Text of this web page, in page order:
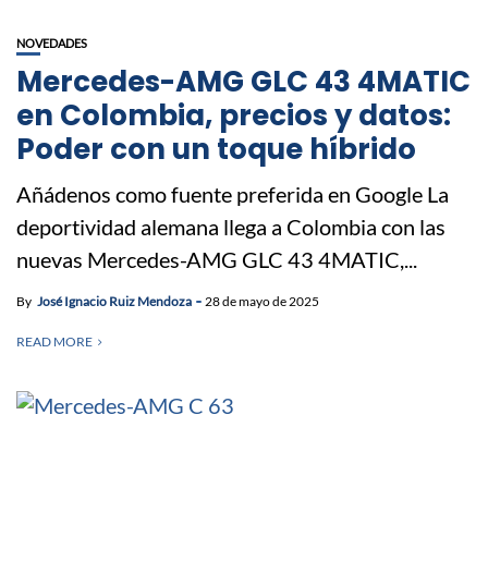
NOVEDADES
Mercedes-AMG GLC 43 4MATIC
en Colombia, precios y datos:
Poder con un toque híbrido
Añádenos como fuente preferida en Google La
deportividad alemana llega a Colombia con las
nuevas Mercedes-AMG GLC 43 4MATIC,...
By José Ignacio Ruiz Mendoza 28 de mayo de 2025
READ MORE